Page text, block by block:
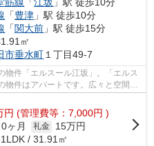
「豊津 」駅 徒歩10分
「関大前 」駅 徒歩15分
㎡
市垂水町 １丁目49-7
物件「エルスール江坂」。「エルス
物件はアパートです。広々と空間を
円 (管理費等：7,000円 )
0ヶ月 礼金
15万円
/ 31.91㎡